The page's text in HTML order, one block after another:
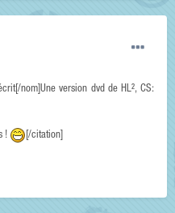
nom]Une version dvd de HL², CS:
! [/citation]